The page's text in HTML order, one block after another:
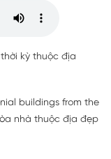
kỳ thuộc địa
buildings from the
nhà thuộc địa đẹp